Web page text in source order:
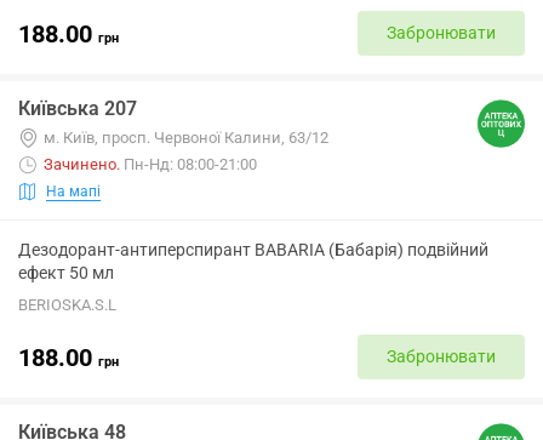
188.00 грн Забронювати
Київська 207
м. Київ, просп. Червоної Калини, 63/12
Зачинено. Пн-Нд: 08:00-21:00
На мапі
Дезодорант-антиперспирант BABARIA (Бабарія) подвійний
ефект 50 мл
BERIOSKA.S.L
188.00 грн Забронювати
Київська 48